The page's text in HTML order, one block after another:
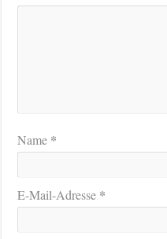
Name *
E-Mail-Adresse *